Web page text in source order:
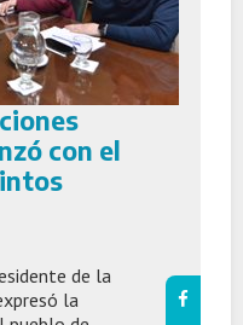
con el
de la
la